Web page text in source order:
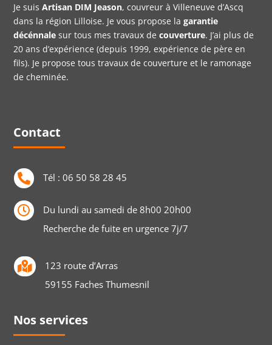
Je suisArtisan DIM Jeason, couvreur à Villeneuve d’Ascq
dans la région Lilloise. Je vous propose lagarantie
décénnale sur tous mes travaux decouverture. J’ai plus de
20 ans d’expérience (depuis 1999, expérience de père en
fils). Je propose tous travaux de couverture et le ramonage
de cheminée.
Contact
 Tél : 06 50 58 28 45

Du lundi au samedi de 8h00 20h00
Recherche de fuite en urgence 7j/7

123 route d’Arras
59155 Faches Thumesnil
Nos services